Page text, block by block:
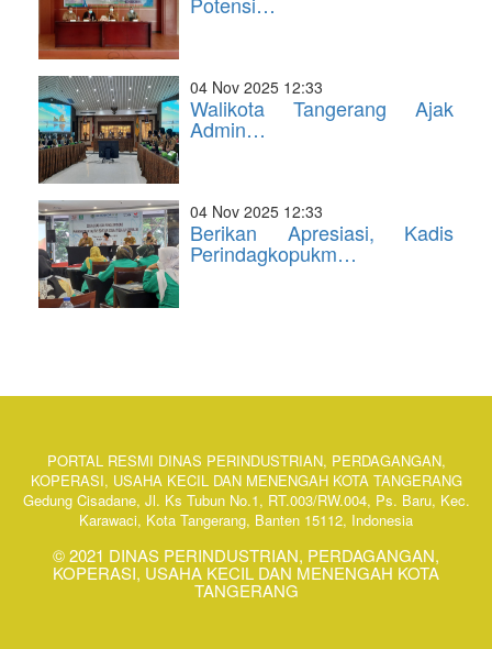
04 Nov 2025 12:33
Walikota Tangerang Ajak
Admin…
04 Nov 2025 12:33
Berikan Apresiasi, Kadis
Perindagkopukm…
PORTAL RESMI DINAS PERINDUSTRIAN, PERDAGANGAN,
KOPERASI, USAHA KECIL DAN MENENGAH KOTA TANGERANG
Gedung Cisadane, Jl. Ks Tubun No.1, RT.003/RW.004, Ps. Baru, Kec.
Karawaci, Kota Tangerang, Banten 15112, Indonesia
© 2021 DINAS PERINDUSTRIAN, PERDAGANGAN,
KOPERASI, USAHA KECIL DAN MENENGAH KOTA
TANGERANG